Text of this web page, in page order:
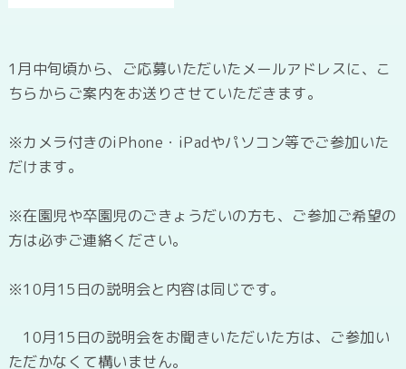
1月中旬頃から、ご応募いただいたメールアドレスに、こ
ちらからご案内をお送りさせていただきます。
※カメラ付きのiPhone・iPadやパソコン等でご参加いた
だけます。
※在園児や卒園児のごきょうだいの方も、ご参加ご希望の
方は必ずご連絡ください。
※10月15日の説明会と内容は同じです。
10月15日の説明会をお聞きいただいた方は、ご参加い
ただかなくて構いません。